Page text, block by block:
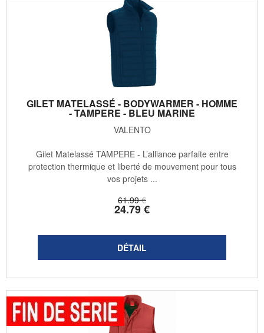
GILET MATELASSÉ - BODYWARMER - HOMME
- TAMPERE - BLEU MARINE
VALENTO
61.99 €
24.79€
Gilet Matelassé TAMPERE - L’alliance parfaite entre
protection thermique et liberté de mouvement pour tous
vos projets ...